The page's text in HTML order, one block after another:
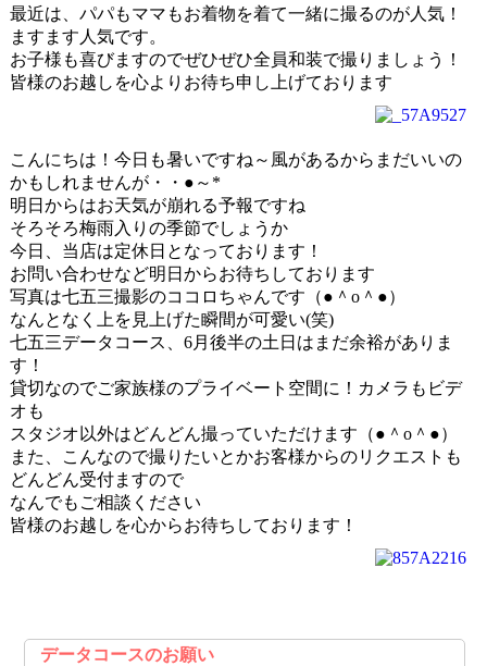
最近は、パパもママもお着物を着て一緒に撮るのが人気！
ますます人気です。
お子様も喜びますのでぜひぜひ全員和装で撮りましょう！
皆様のお越しを心よりお待ち申し上げております
こんにちは！今日も暑いですね～風があるからまだいいの
かもしれませんが・・●～*
明日からはお天気が崩れる予報ですね
そろそろ梅雨入りの季節でしょうか
今日、当店は定休日となっております！
お問い合わせなど明日からお待ちしております
写真は七五三撮影のココロちゃんです（●＾o＾●）
なんとなく上を見上げた瞬間が可愛い(笑)
七五三データコース、6月後半の土日はまだ余裕がありま
す！
貸切なのでご家族様のプライベート空間に！カメラもビデ
オも
スタジオ以外はどんどん撮っていただけます（●＾o＾●）
また、こんなので撮りたいとかお客様からのリクエストも
どんどん受付ますので
なんでもご相談ください
皆様のお越しを心からお待ちしております！
データコースのお願い